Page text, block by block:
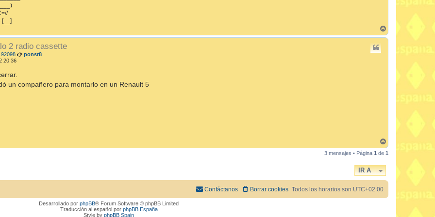
[__]
r
r
2 radio cassette
92098M
e
s
j
ponsr8
20:36
un compañero para montarlo en un Renault 5
r
r
3 mensajes • Página 1 de 1
IR A
Todos los horarios son UTC+02:00
Borrar cookies
Contáctanos
Desarrollado por phpBB® Forum Software © phpBB Limited
Traducción al español por phpBB España
Style by phpBB Spain